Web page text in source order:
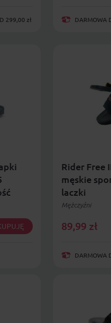
299,00 zł DARMOWA
Rider Free
męskie
laczki
Mężczyźni
89,99 zł
DARMOWA